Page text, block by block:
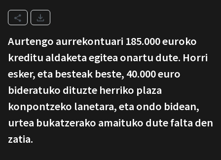
Aurtengo aurrekontuari 185.000 euroko
kreditu aldaketa egitea onartu dute. Horri
esker, eta besteak beste, 40.000 euro
bideratuko dituzte herriko plaza
konpontzeko lanetara, eta ondo bidean,
urtea bukatzerako amaituko dute falta den
zatia.